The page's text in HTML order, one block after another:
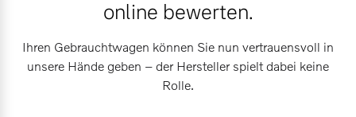
Plug-in Hybrid
3 Modelle
online bewerten.
Ihren Gebrauchtwagen können Sie nun vertrauensvoll in
unsere Hände geben – der Hersteller spielt dabei keine
Rolle.